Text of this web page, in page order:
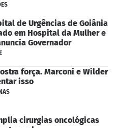
de Urgências de Goiânia
em Hospital da Mulher e
Governador
força. Marconi e Wilder
isso
cirurgias oncológicas